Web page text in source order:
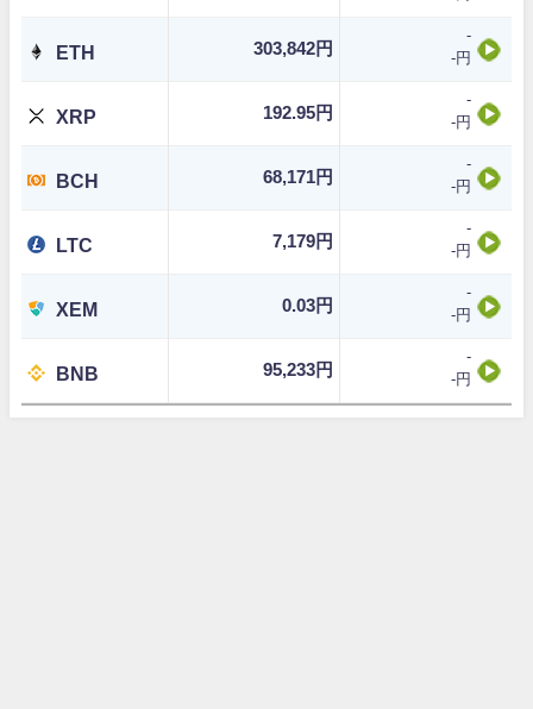
ETH 303,842円
-
-円
XRP 192.95円
-
-円
BCH 68,171円
-
-円
LTC 7,179円
-
-円
XEM 0.03円
-
-円
BNB 95,233円
-
-円